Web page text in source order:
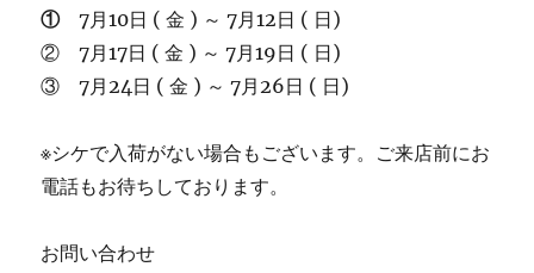
①7月10日 ( 金 ) ～ 7月12日 ( 日)
② 7月17日 ( 金 ) ～ 7月19日 ( 日)
③ 7月24日 ( 金 ) ～ 7月26日 ( 日)
※シケで入荷がない場合もございます。ご来店前にお
電話もお待ちしております。
お問い合わせ